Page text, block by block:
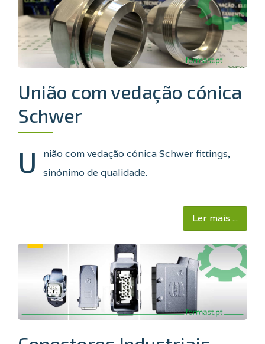
União com vedação cónica
Schwer
U
nião com vedação cónica Schwer fittings,
sinónimo de qualidade.
Ler mais ...